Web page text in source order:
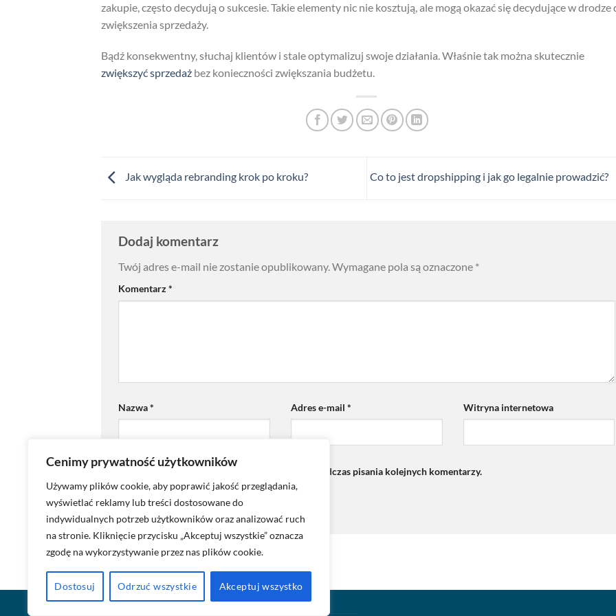
Cenimy prywatność użytkowników
Używamy plików cookie, aby poprawić jakość przeglądania,
wyświetlać reklamy lub treści dostosowane do
indywidualnych potrzeb użytkowników oraz analizować ruch
na stronie. Kliknięcie przycisku „Akceptuj wszystkie” oznacza
zgodę na wykorzystywanie przez nas plików cookie.
Dostosuj Odrzuć wszystkie Akceptuj wszystko
zakupie, często decydują o sukcesie. Takie elementy nic nie kosztują, ale mogą okazać się decydujące w drodze
zwiększenia sprzedaży.
Bądź konsekwentny, słuchaj klientów i stale optymalizuj swoje działania. Właśnie tak można skutecznie
zwiększyć sprzedaż bez konieczności zwiększania budżetu.
Jak wygląda rebranding krok po kroku? Co to jest dropshipping i jak go legalnie prowadzić?
Dodaj komentarz
Twój adres e-mail nie zostanie opublikowany.Wymagane pola są oznaczone *
Komentarz*
Nazwa* Adres e-mail * Witryna internetowa
Zapamiętaj moje dane w tej przeglądarce podczas pisania kolejnych komentarzy.
BLOG POLITYKA PRYWATNOŚCI KONTAKT